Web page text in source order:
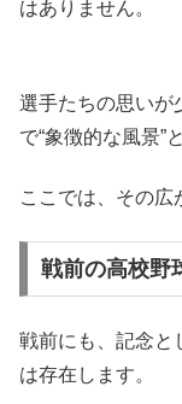
はありません。
選手たちの思いが
で“象徴的な風景”
ここでは、その広
戦前の高校野
戦前にも、記念と
は存在します。